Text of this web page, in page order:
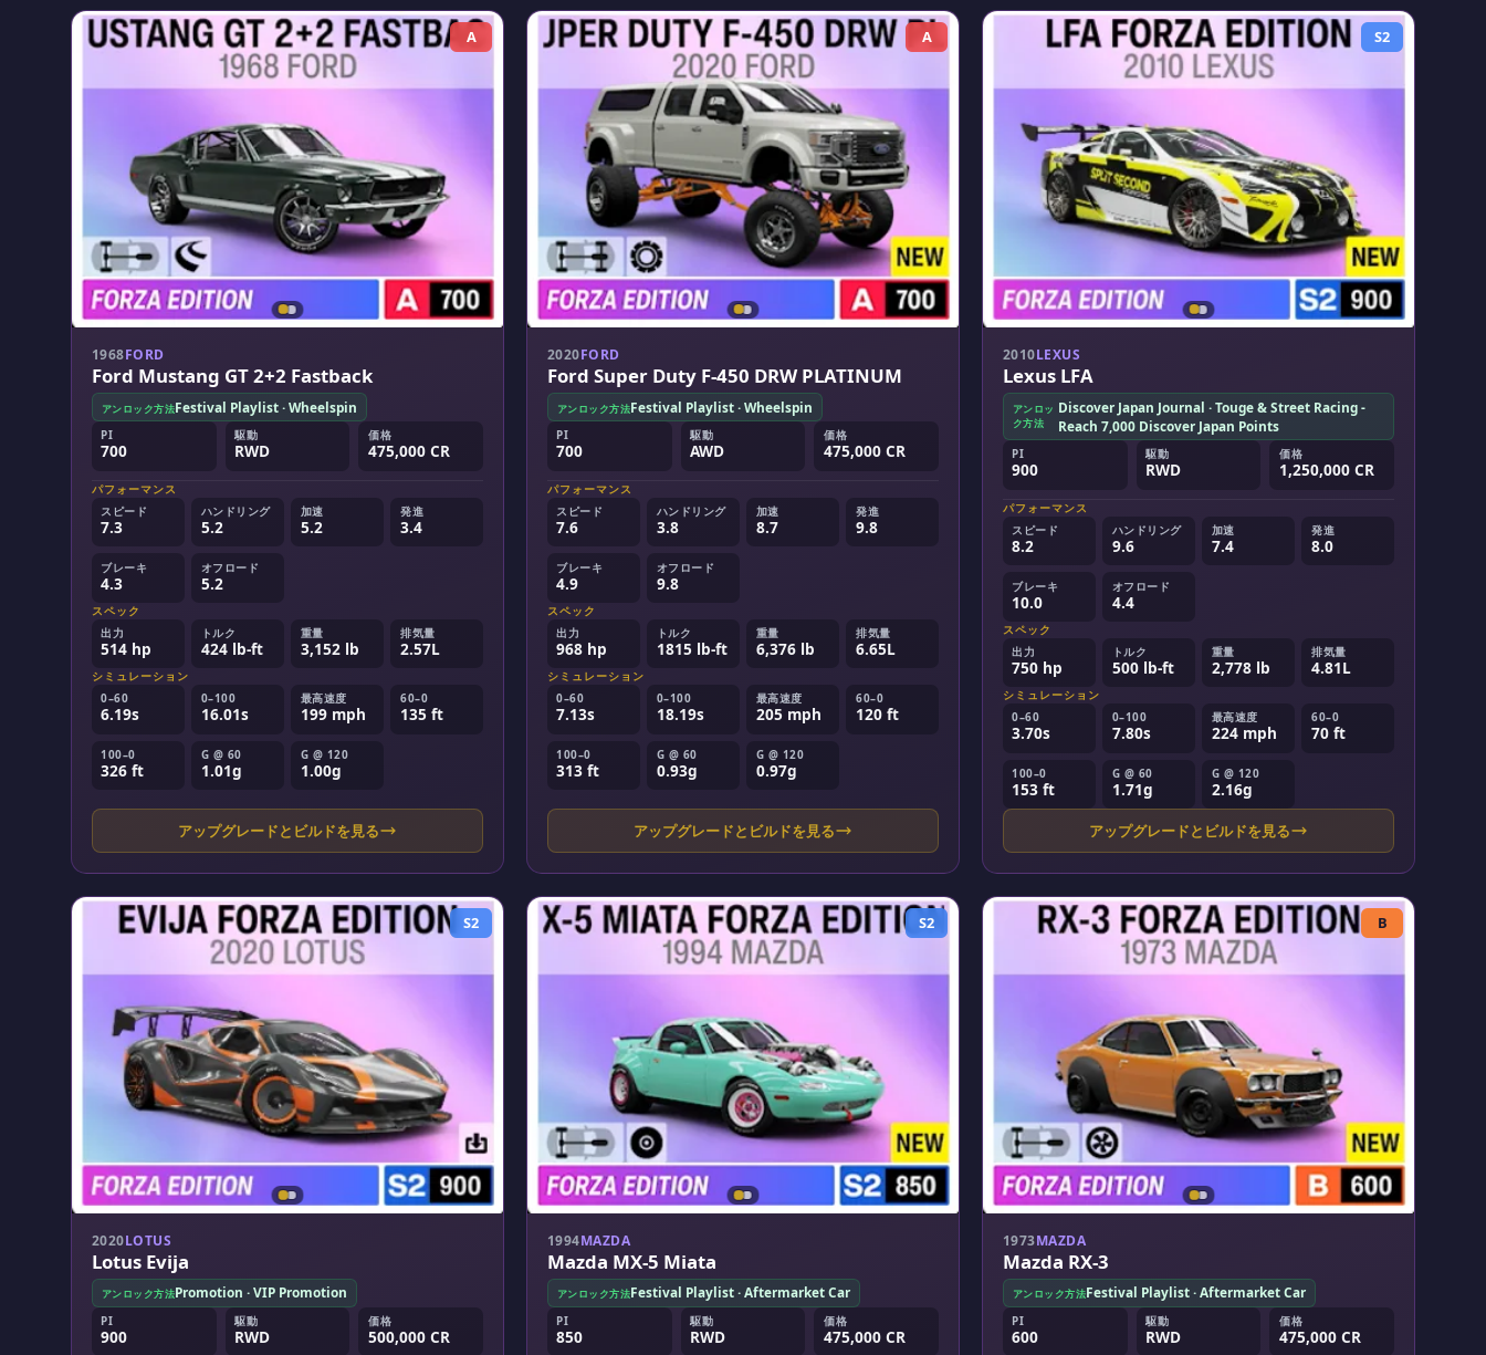
A
1968FORD
Ford Mustang GT 2+2 Fastback
アンロック方法Festival Playlist · Wheelspin
PI
700
駆動
RWD
価格
475,000 CR
パフォーマンス
スピード
7.3
ハンドリング
5.2
加速
5.2
発進
3.4
ブレーキ
4.3
オフロード
5.2
スペック
出力
514 hp
トルク
424 lb-ft
重量
3,152 lb
排気量
2.57L
シミュレーション
0–60
6.19s
0–100
16.01s
最高速度
199 mph
60–0
135 ft
100–0
326 ft
G @ 60
1.01g
G @ 120
1.00g
アップグレードとビルドを見る
A
2020FORD
Ford Super Duty F-450 DRW PLATINUM
アンロック方法Festival Playlist · Wheelspin
PI
700
駆動
AWD
価格
475,000 CR
パフォーマンス
スピード
7.6
ハンドリング
3.8
加速
8.7
発進
9.8
ブレーキ
4.9
オフロード
9.8
スペック
出力
968 hp
トルク
1815 lb-ft
重量
6,376 lb
排気量
6.65L
シミュレーション
0–60
7.13s
0–100
18.19s
最高速度
205 mph
60–0
120 ft
100–0
313 ft
G @ 60
0.93g
G @ 120
0.97g
アップグレードとビルドを見る
S2
2010LEXUS
Lexus LFA
アンロッ
ク方法
Discover Japan Journal · Touge & Street Racing -
Reach 7,000 Discover Japan Points
PI
900
駆動
RWD
価格
1,250,000 CR
パフォーマンス
スピード
8.2
ハンドリング
9.6
加速
7.4
発進
8.0
ブレーキ
10.0
オフロード
4.4
スペック
出力
750 hp
トルク
500 lb-ft
重量
2,778 lb
排気量
4.81L
シミュレーション
0–60
3.70s
0–100
7.80s
最高速度
224 mph
60–0
70 ft
100–0
153 ft
G @ 60
1.71g
G @ 120
2.16g
アップグレードとビルドを見る
S2
2020LOTUS
Lotus Evija
アンロック方法Promotion · VIP Promotion
PI
900
駆動
RWD
価格
500,000 CR
S2
1994MAZDA
Mazda MX-5 Miata
アンロック方法Festival Playlist · Aftermarket Car
PI
850
駆動
RWD
価格
475,000 CR
B
1973MAZDA
Mazda RX-3
アンロック方法Festival Playlist · Aftermarket Car
PI
600
駆動
RWD
価格
475,000 CR